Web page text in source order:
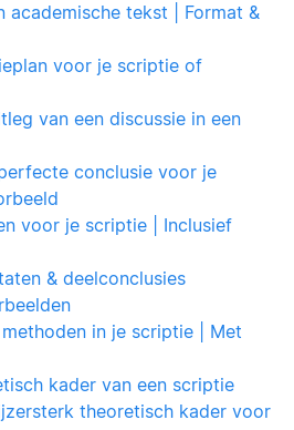
academische tekst | Format &
voor je scriptie of
van een discussie in een
conclusie voor je
voor je scriptie | Inclusief
& deelconclusies
in je scriptie | Met
kader van een scriptie
theoretisch kader voor